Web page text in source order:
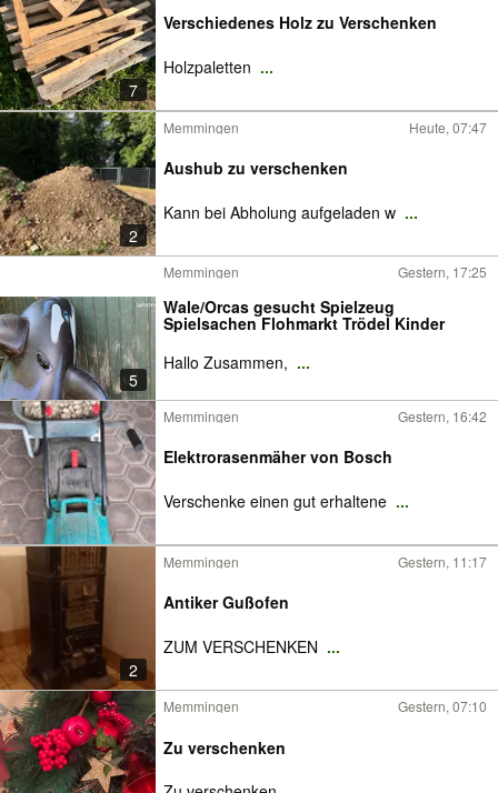
7
Verschiedenes Holz zu Verschenken
Holzpaletten ...
2
Memmingen Heute, 07:47
Aushub zu verschenken
Kann bei Abholung aufgeladen w ...
5
Memmingen Gestern, 17:25
Wale/Orcas gesucht Spielzeug
Spielsachen Flohmarkt Trödel Kinder
Hallo Zusammen, ...
Memmingen Gestern, 16:42
Elektrorasenmäher von Bosch
Verschenke einen gut erhaltene ...
2
Memmingen Gestern, 11:17
Antiker Gußofen
ZUM VERSCHENKEN ...
Memmingen Gestern, 07:10
Zu verschenken